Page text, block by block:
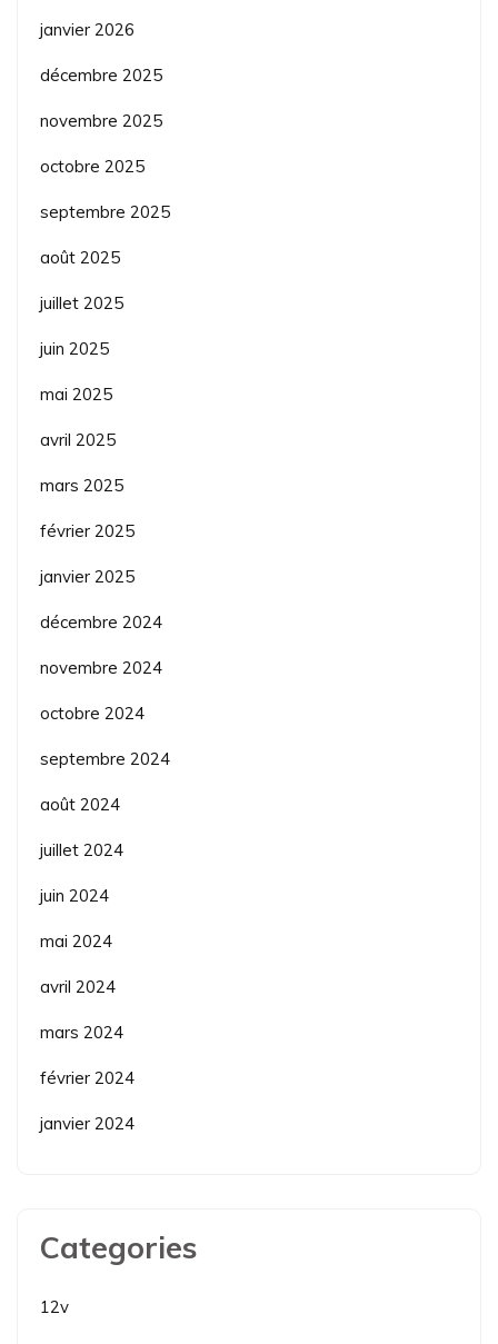
janvier 2026
décembre 2025
novembre 2025
octobre 2025
septembre 2025
août 2025
juillet 2025
juin 2025
mai 2025
avril 2025
mars 2025
février 2025
janvier 2025
décembre 2024
novembre 2024
octobre 2024
septembre 2024
août 2024
juillet 2024
juin 2024
mai 2024
avril 2024
mars 2024
février 2024
janvier 2024
Categories
12v